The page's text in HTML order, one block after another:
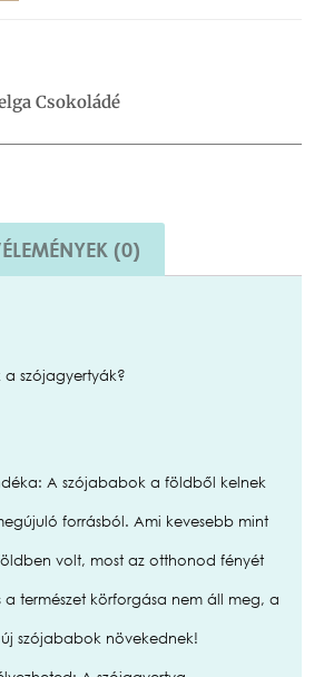
Csokoládé
(0)
a szójagyertyák?
A szójababok a földből kelnek
forrásból. Ami kevesebb mint
volt, most az otthonod fényét
a természet körforgása nem áll meg, a
szójababok növekednek!